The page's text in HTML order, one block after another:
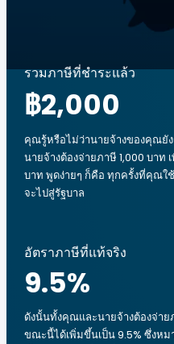
รวมภาษีที่ชำระแล้ว
฿2,000
คุณรู้หรือไม่ว่านายจ้างของคุณยั
นายจ้างต้องจ่ายภาษี 1,000 บาท
บาท พูดง่ายๆ ก็คือ ทุกครั้งที่คุณใช้
จะไปสู่รัฐบาล
อัตราภาษีที่แท้จริง
9.5%
ดังนั้นทั้งคุณและนายจ้างต้องจ่า
ขณะนี้ได้เพิ่มขึ้นเป็น 9.5% ซึ่งห